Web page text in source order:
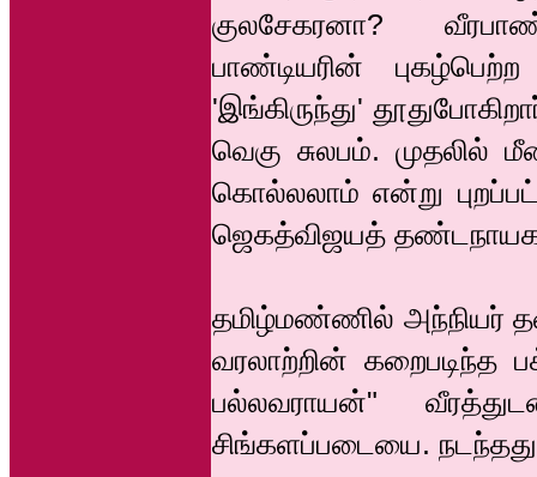
குலசேகரனா?
பாண்டியரின்
'இங்கிருந்து'
வெகு சுலபம். முதலில்
கொல்லலாம் என்று
ஜெகத்விஜயத்
தமிழ்மண்ணில் அந்நியர்
வரலாற்றின் கறைபடிந்த
பல்லவராயன்"
சிங்களப்படையை.